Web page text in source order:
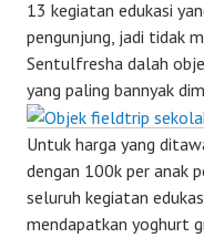
13 kegiatan edukasi
pengunjung, jadi tidak
Sentulfresha dalah
yang paling bannyak
Untuk harga yang
dengan 100k per anak
seluruh kegiatan
mendapatkan yoghurt